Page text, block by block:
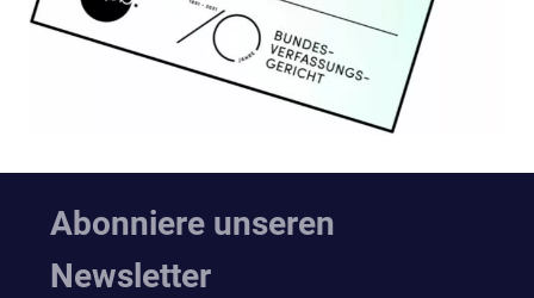
Abonniere unseren
Newsletter